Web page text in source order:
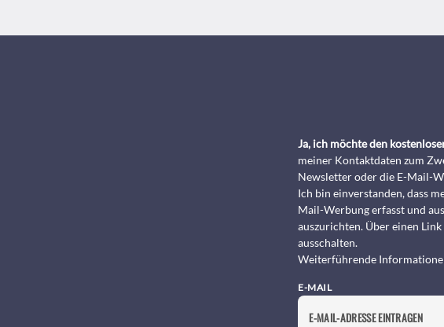
Ja, ich möchte den
meiner Kontaktdaten zum
Newsletter oder die E-Mail-
Ich bin einverstanden, dass
Mail-Werbung erfasst und
auszurichten. Über einen
ausschalten.
Weiterführende
E-MAIL